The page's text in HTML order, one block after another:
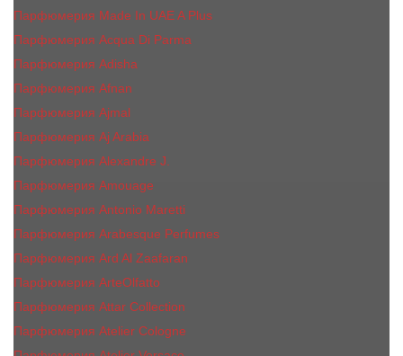
Парфюмерия Made In UAE A Plus
Парфюмерия Acqua Di Parma
Парфюмерия Adisha
Парфюмерия Afnan
Парфюмерия Ajmal
Парфюмерия Aj Arabia
Парфюмерия Alexandre J.
Парфюмерия Amouage
Парфюмерия Antonio Maretti
Парфюмерия Arabesque Perfumes
Парфюмерия Ard Al Zaafaran
Парфюмерия ArteOlfatto
Парфюмерия Attar Collection
Парфюмерия Atelier Cologne